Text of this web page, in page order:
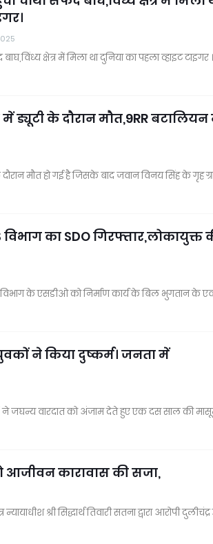
क्षेत्र में मिला था दुनिया का पहला व्हाइट टाइगर
ड्यूटी के दौरान मौत,9RR
मौत हो गई है जिसके बाद जवान विनय सिंह के गृह
विभाग का SDO गिरफ्तार,लोकायुक्त
के एसडीओ को निर्माण कार्य के बिल भुगतान के
ने किया दुष्कर्म। जनता में
ने जघन्य वारदात को अंजाम देते हुए एक दस साल की
आजीवन कारावास की सजा,
श्री सिद्धार्थ तिवारी सतना द्वारा आरोपी